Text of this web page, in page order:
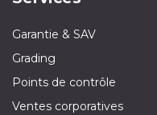
Garantie & SAV
Grading
Points de contrôle
Ventes corporatives